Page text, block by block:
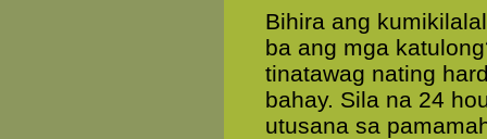
Bihira ang
ba ang mga
tinatawag nating
bahay. Sila na 24
utusana sa